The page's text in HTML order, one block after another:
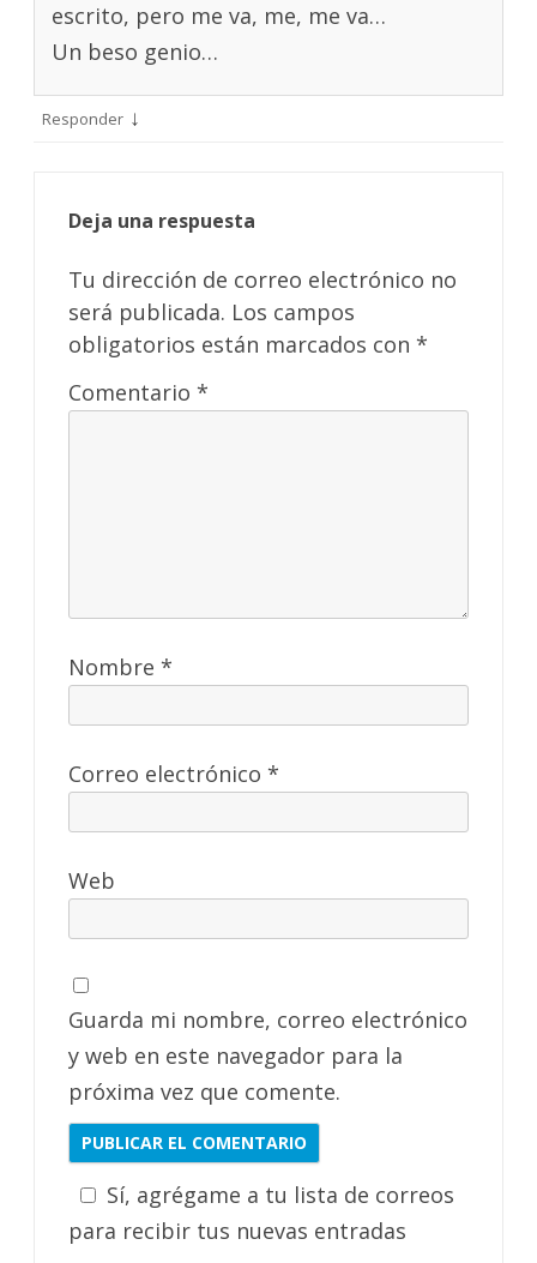
escrito, pero me va, me, me va…
Un beso genio…
Responder ↓
Deja una respuesta
Tu dirección de correo electrónico no
será publicada. Los campos
obligatorios están marcados con *
Comentario *
Nombre *
Correo electrónico *
Web
Guarda mi nombre, correo electrónico
y web en este navegador para la
próxima vez que comente.
Sí, agrégame a tu lista de correos
para recibir tus nuevas entradas